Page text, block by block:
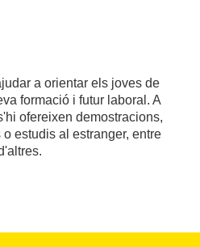
a orientar els joves de
formació i futur laboral. A
ofereixen demostracions,
estudis al estranger, entre